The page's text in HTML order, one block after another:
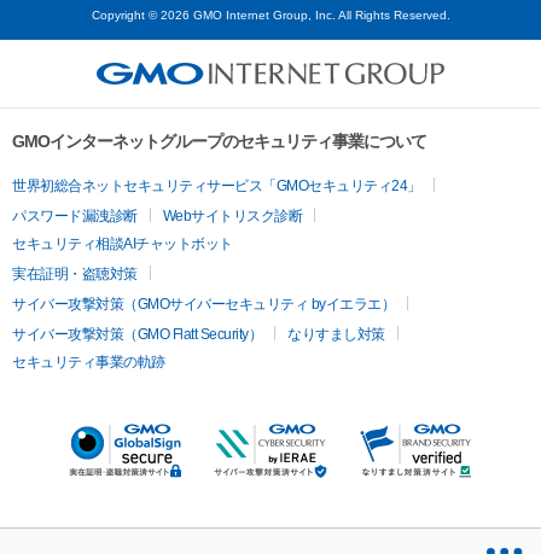
Copyright © 2026 GMO Internet Group, Inc. All Rights Reserved.
GMOインターネットグループのセキュリティ事業について
世界初総合ネットセキュリティサービス「GMOセキュリティ24」
パスワード漏洩診断
Webサイトリスク診断
セキュリティ相談AIチャットボット
実在証明・盗聴対策
サイバー攻撃対策（GMOサイバーセキュリティ byイエラエ）
サイバー攻撃対策（GMO Flatt Security）
なりすまし対策
セキュリティ事業の軌跡